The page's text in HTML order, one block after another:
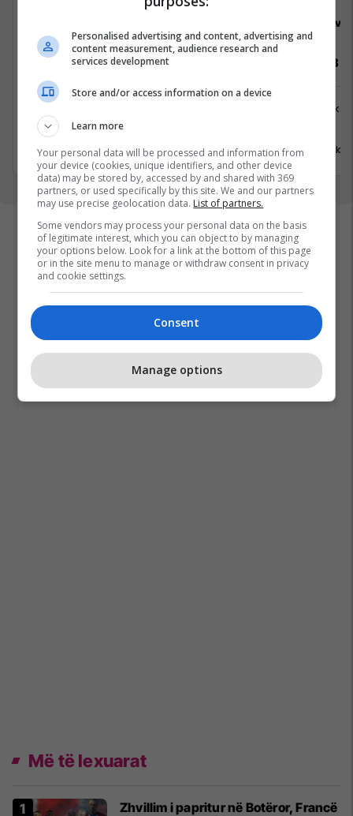
Pranues Malli
Drenas
17 Korrik 2026
Vozitës B
Logjistikë
12 Korrik
Më të lexuarat
Zhvillim i papritur në Botëror, Francë
Personalised advertising and content, advertising and
content measurement, audience research and
services development
Store and/or access information on a device
Learn more
Your personal data will be processed and information from
your device (cookies, unique identifiers, and other device
data) may be stored by, accessed by and shared with 369
partners, or used specifically by this site. We and our partners
may use precise geolocation data. List of partners.
Some vendors may process your personal data on the basis
of legitimate interest, which you can object to by managing
your options below. Look for a link at the bottom of this page
or in the site menu to manage or withdraw consent in privacy
and cookie settings.
Consent
Manage options